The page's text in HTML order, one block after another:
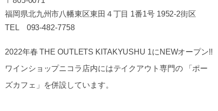
福岡県北九州市八幡東区東田４丁目 1番1号 1952-2街区
TEL 093-482-7758
2022年春 THE OUTLETS KITAKYUSHU 1にNEWオープン!!
ワインショップニコラ店内にはテイクアウト専門の 「ポー
ズカフェ」を併設しています。